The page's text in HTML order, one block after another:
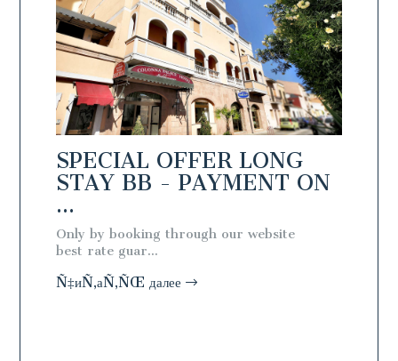
SPECIAL OFFER LONG
STAY BB - PAYMENT ON
...
Only by booking through our website
best rate guar...
Ñ‡иÑ‚аÑ‚ÑŒ далее